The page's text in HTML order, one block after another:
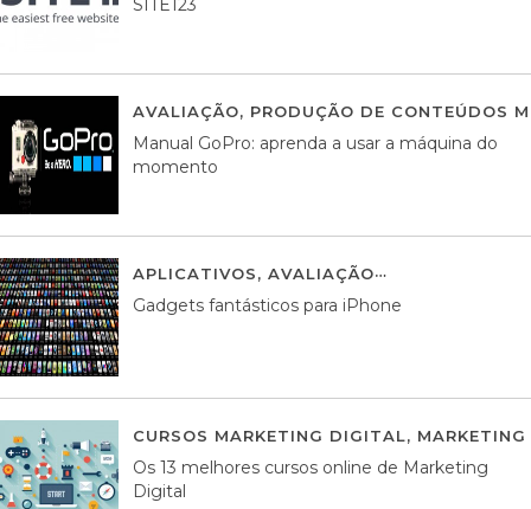
SITE123
AVALIAÇÃO, PRODUÇÃO DE CONTEÚDOS
Manual GoPro: aprenda a usar a máquina do
momento
APLICATIVOS, AVALIAÇÃO
Gadgets fantásticos para iPhone
CURSOS MARKETING DIGITAL,
Os 13 melhores cursos online de Marketing
Digital